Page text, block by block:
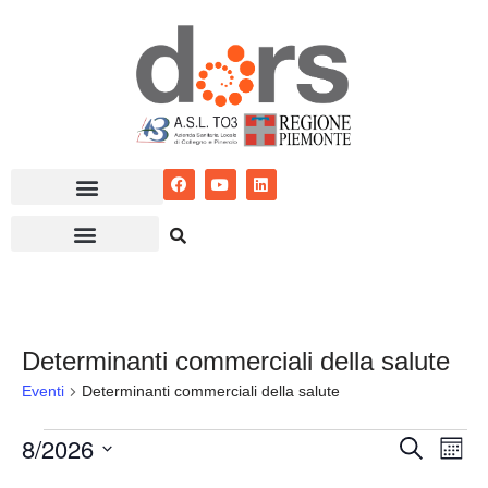
Determinanti commerciali della salute
Eventi Determinanti commerciali della salute
Eventi
Cerca
Mese
8/2026